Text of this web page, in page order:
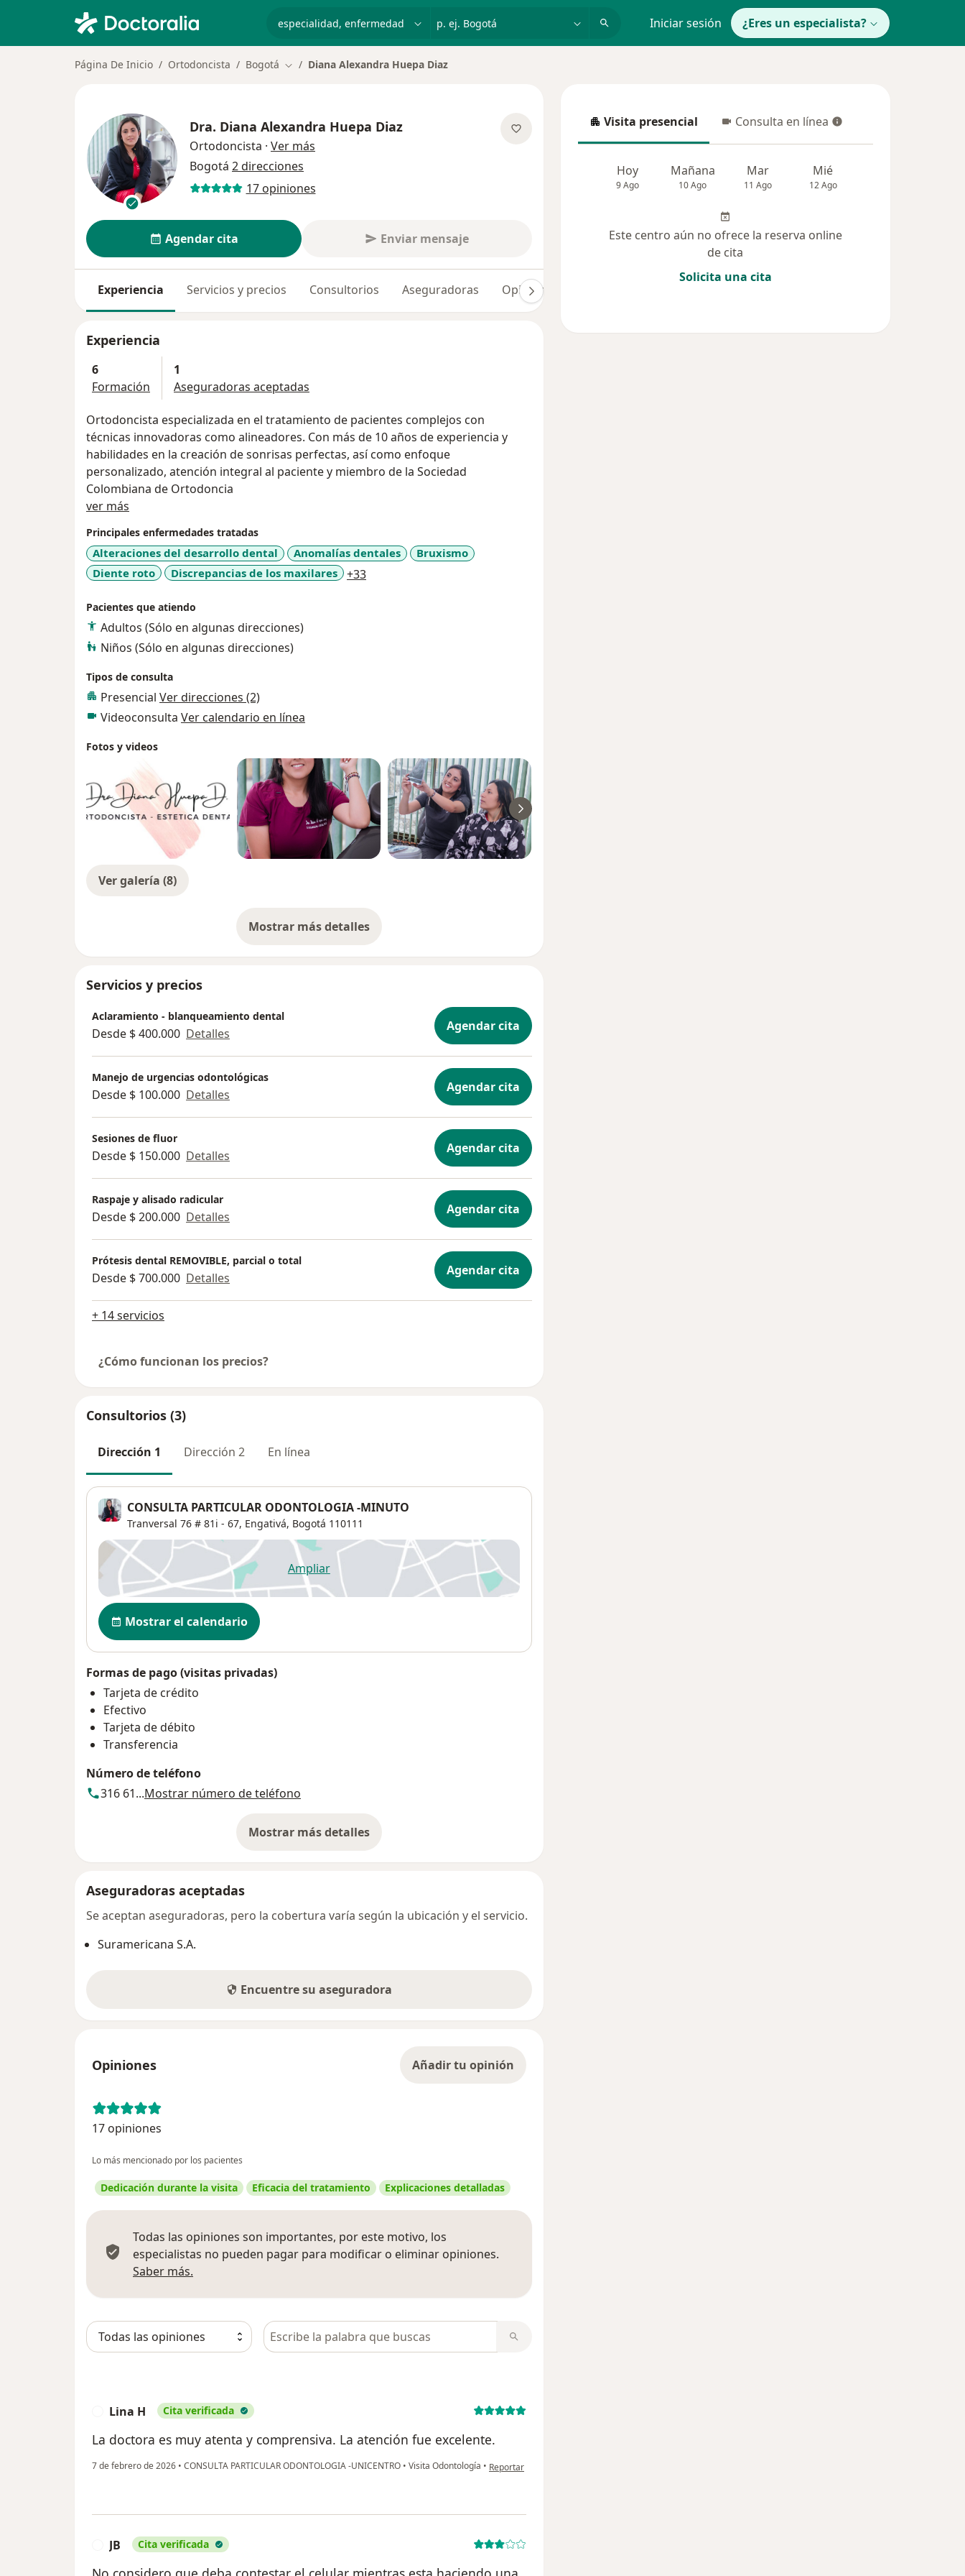
p. ej. Bogotá Iniciar sesión ¿Eres un especialista?
Página De Inicio Ortodoncista Bogotá Cambiar de ciudad
Diana Alexandra Huepa Diaz
Dra. Diana Alexandra Huepa Diaz
Ortodoncista · Ver más
Bogotá 2 direcciones
17 opiniones
Agendar cita Enviar mensaje
Experiencia Servicios y precios Consultorios Aseguradoras Opiniones (17)
Experiencia
6
Formación
1
Aseguradoras aceptadas
Ortodoncista especializada en el tratamiento de pacientes complejos con
técnicas innovadoras como alineadores. Con más de 10 años de experiencia y
habilidades en la creación de sonrisas perfectas, así como enfoque
personalizado, atención integral al paciente y miembro de la Sociedad
Colombiana de Ortodoncia
ver más
Principales enfermedades tratadas
Alteraciones del desarrollo dental Anomalías dentales
Bruxismo
Diente roto
Discrepancias de los maxilares +33a11y_sr_more_diseases
Pacientes que atiendo
Adultos (Sólo en algunas direcciones)
Niños (Sólo en algunas direcciones)
Tipos de consulta
Presencial Ver direcciones (2)
Videoconsulta Ver calendario en línea
Fotos y videos
Ver galería (8)
Mostrar más detalles
sobre la experiencia
Servicios y precios
Aclaramiento - blanqueamiento dental
Desde $ 400.000 Detalles Agendar cita
Manejo de urgencias odontológicas
Desde $ 100.000 Detalles Agendar cita
Sesiones de fluor
Desde $ 150.000 Detalles Agendar cita
Raspaje y alisado radicular
Desde $ 200.000 Detalles Agendar cita
Prótesis dental REMOVIBLE, parcial o total
Desde $ 700.000 Detalles Agendar cita
+ 14 servicios
¿Cómo funcionan los precios?
Consultorios (3)
Dirección 1 Dirección 2 En línea
CONSULTA PARTICULAR ODONTOLOGIA -MINUTO
Tranversal 76 # 81i - 67, Engativá, Bogotá 110111
Ampliarse abre en una nueva pestaña
Disponibilidad
Mostrar el calendario
Formas de pago (visitas privadas)
Tarjeta de crédito
Efectivo
Tarjeta de débito
Transferencia
Número de teléfono
316 61...Mostrar número de teléfono
Mostrar más detalles
sobre la dirección
Aseguradoras aceptadas
Se aceptan aseguradoras, pero la cobertura varía según la ubicación y el servicio.
Suramericana S.A.
Encuentre su aseguradora
Opiniones Añadir tu opinión
17 opiniones
Lo más mencionado por los pacientes
Dedicación durante la visita Eficacia del tratamiento Explicaciones detalladas
Todas las opiniones son importantes, por este motivo, los
especialistas no pueden pagar para modificar o eliminar opiniones.
Saber más.
Busca en opiniones
Lina H Cita verificada
La doctora es muy atenta y comprensiva. La atención fue excelente.
7 de febrero de 2026 • CONSULTA PARTICULAR ODONTOLOGIA -UNICENTRO • Visita Odontología • en opinión del usuario Lina H
Reportar
JB Cita verificada
Visita presencial
Visita presencial Consulta en línea
Consulta en línea
Hoy
9 Ago
Mañana
10 Ago
Mar
11 Ago
Mié
12 Ago
Este centro aún no ofrece la reserva online
de cita
Solicita una cita